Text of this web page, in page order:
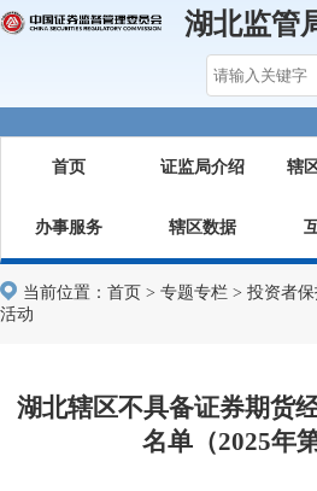
湖北监管
首页 证监局介绍 辖
办事服务 辖区数据
当前位置： 首页 > 专题专栏 > 投资者保
活动
湖北辖区不具备证券期货
名单（2025年